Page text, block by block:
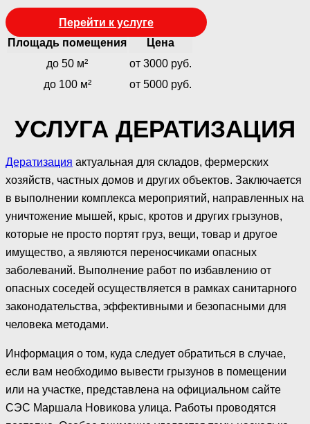
Перейти к услуге
Площадь помещения
Цена
до 50 м²
от 3000 руб.
до 100 м²
от 5000 руб.
УСЛУГА ДЕРАТИЗАЦИЯ
Дератизация актуальная для складов, фермерских
хозяйств, частных домов и других объектов. Заключается
в выполнении комплекса мероприятий, направленных на
уничтожение мышей, крыс, кротов и других грызунов,
которые не просто портят груз, вещи, товар и другое
имущество, а являются переносчиками опасных
заболеваний. Выполнение работ по избавлению от
опасных соседей осуществляется в рамках санитарного
законодательства, эффективными и безопасными для
человека методами.
Информация о том, куда следует обратиться в случае,
если вам необходимо вывести грызунов в помещении
или на участке, представлена на официальном сайте
СЭС Маршала Новикова улица. Работы проводятся